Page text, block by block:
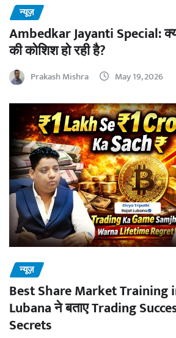
न्यूज़
Ambedkar Jayanti Special:
की कोशिश हो रही है?
Prakash Mishra May 19, 2026
न्यूज़
Best Share Market Training
Lubana ने बताए Trading
Secrets